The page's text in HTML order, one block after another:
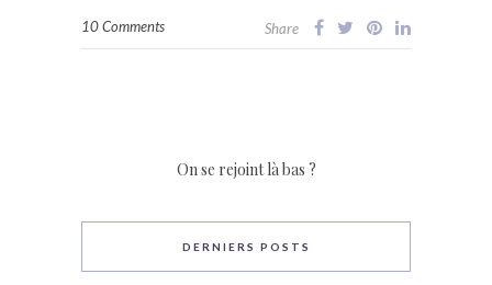
10 Comments Share
On se rejoint là bas ?
DERNIERS POSTS